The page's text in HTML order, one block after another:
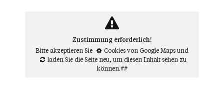
Zustimmung erforderlich!
Bitte akzeptieren Sie
Cookies von Google Mapsund
laden Sie die Seite neu, um diesen Inhalt sehen zu
können.##